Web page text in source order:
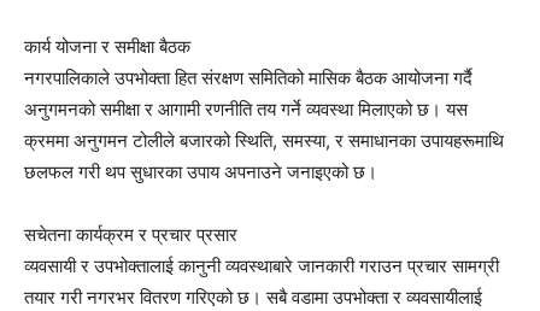
कार्य योजना र समीक्षा बैठक
नगरपालिकाले उपभोक्ता हित संरक्षण समितिको मासिक बैठक आयोजना गर्दै
अनुगमनको समीक्षा र आगामी रणनीति तय गर्ने व्यवस्था मिलाएको छ। यस
क्रममा अनुगमन टोलीले बजारको स्थिति, समस्या, र समाधानका उपायहरूमाथि
छलफल गरी थप सुधारका उपाय अपनाउने जनाइएको छ।
सचेतना कार्यक्रम र प्रचार प्रसार
व्यवसायी र उपभोक्तालाई कानुनी व्यवस्थाबारे जानकारी गराउन प्रचार सामग्री
तयार गरी नगरभर वितरण गरिएको छ। सबै वडामा उपभोक्ता र व्यवसायीलाई